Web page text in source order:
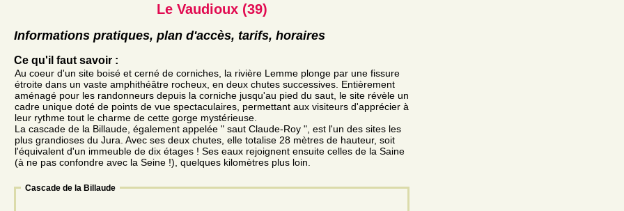
Le Vaudioux (39)
Informations pratiques, plan d'accès, tarifs, horaires
Ce qu'il faut savoir :
Au coeur d'un site boisé et cerné de corniches, la rivière Lemme plonge par une fissure
étroite dans un vaste amphithéâtre rocheux, en deux chutes successives. Entièrement
aménagé pour les randonneurs depuis la corniche jusqu'au pied du saut, le site révèle un
cadre unique doté de points de vue spectaculaires, permettant aux visiteurs d'apprécier à
leur rythme tout le charme de cette gorge mystérieuse.
La cascade de la Billaude, également appelée " saut Claude-Roy ", est l'un des sites les
plus grandioses du Jura. Avec ses deux chutes, elle totalise 28 mètres de hauteur, soit
l'équivalent d'un immeuble de dix étages ! Ses eaux rejoignent ensuite celles de la Saine
(à ne pas confondre avec la Seine !), quelques kilomètres plus loin.
Cascade de la Billaude